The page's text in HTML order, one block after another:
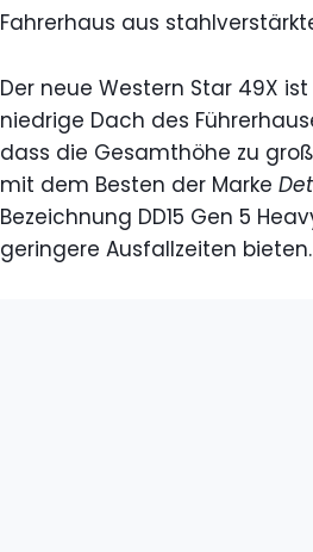
Fahrerhaus aus
Der neue Western Star 49X
niedrige Dach des
dass die Gesamthöhe zu
mit dem Besten der Marke
Bezeichnung DD15 Gen 5
geringere Ausfallzeiten bieten.